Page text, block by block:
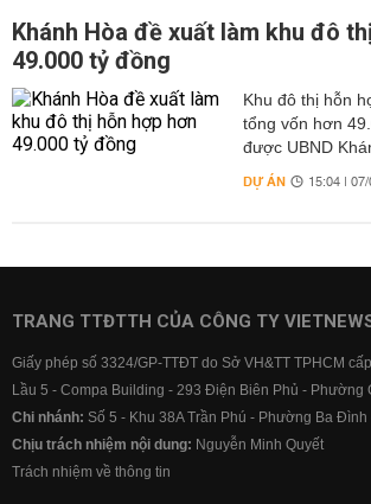
Khánh Hòa đề xuất làm khu đô
49.000 tỷ đồng
Khu đô thị hỗn
tổng vốn hơn
được UBND
DỰ ÁN 15:04 |
TRANG TTĐTTH CỦA CÔNG TY
Giấy phép số 3324/GP-TTĐT do Sở VH&TT TPHCM
Lầu 5 - Compa Building - 293 Điện Biên Phủ - Phường
Chi nhánh: Số 5 - Khu 38A Trần Phú - Phường Ba Đình
Chịu trách nhiệm nội dung: Nguyễn Minh Quyết
Trách nhiệm về thông tin